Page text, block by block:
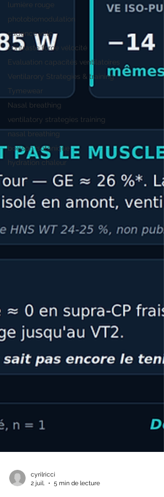
lumière rouge
photobiomodulation
cadence vélo
contraste force vélocité
Evaluation capacités ventilatoires
Ventilarory Strategies & training
Tymewear
Nasal breathing
ventilatory strategies training
nasal breathing
boisson isotonique
hydration chaleur